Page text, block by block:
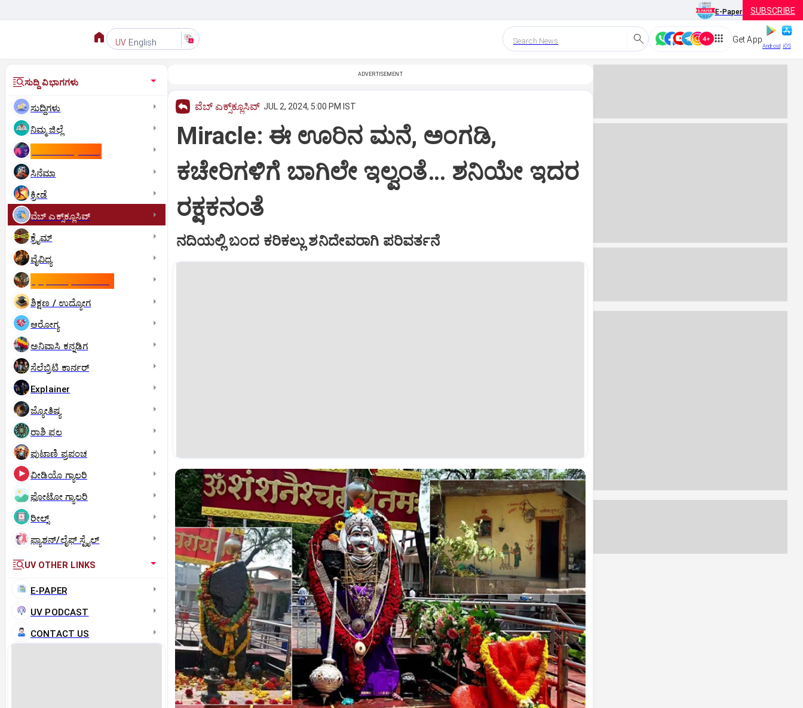
E-Paper SUBSCRIBE
UV English Search News Get App
Android iOS
ಸುದ್ದಿ ವಿಭಾಗಗಳು
ಸುದ್ದಿಗಳು
ನಿಮ್ಮ ಜಿಲ್ಲೆ
ಸಿನೆಮಾ
ಕ್ರೀಡೆ
ವೆಬ್ ಎಕ್ಸ್‌ಕ್ಲೂಸಿವ್
ಕ್ರೈಮ್
ವೈವಿಧ್ಯ
ಶಿಕ್ಷಣ / ಉದ್ಯೋಗ
ಆರೋಗ್ಯ
ಅನಿವಾಸಿ ಕನ್ನಡಿಗ
ಸೆಲೆಬ್ರಿಟಿ ಕಾರ್ನರ್‌
Explainer
ಜ್ಯೋತಿಷ್ಯ
ರಾಶಿ ಫಲ
ಪುಟಾಣಿ ಪ್ರಪಂಚ
ವೀಡಿಯೊ ಗ್ಯಾಲರಿ
ಫೋಟೋ ಗ್ಯಾಲರಿ
ರೀಲ್ಸ್
ಫ್ಯಾಶನ್/ಲೈಫ್‌ ಸ್ಟೈಲ್
UV OTHER LINKS
E-PAPER
UV PODCAST
CONTACT US
ADVERTISEMENT
ವೆಬ್ ಎಕ್ಸ್‌ಕ್ಲೂಸಿವ್ JUL 2, 2024, 5:00 PM IST
Miracle: ಈ ಊರಿನ ಮನೆ, ಅಂಗಡಿ,
ಕಚೇರಿಗಳಿಗೆ ಬಾಗಿಲೇ ಇಲ್ವಂತೆ… ಶನಿಯೇ ಇದರ
ರಕ್ಷಕನಂತೆ
ನದಿಯಲ್ಲಿ ಬಂದ ಕರಿಕಲ್ಲು ಶನಿದೇವರಾಗಿ ಪರಿವರ್ತನೆ